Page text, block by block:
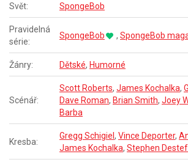
Svět: SpongeBob
Pravidelná
série:
SpongeBob , SpongeBob
Žánry: Dětské, Humorné
Scénář:
Scott Roberts, James Kochalka,
Dave Roman, Brian Smith, Joey
Barba
Kresba:
Gregg Schigiel , Vince Deporter,
James Kochalka, Stephen